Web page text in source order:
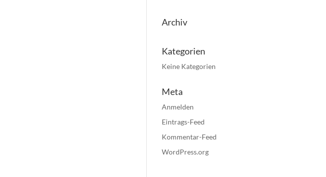
Archiv
Kategorien
Keine Kategorien
Meta
Anmelden
Eintrags-Feed
Kommentar-Feed
WordPress.org